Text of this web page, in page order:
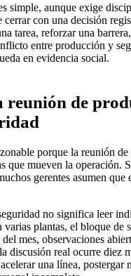
simple, aunque exige
cerrar con una decisión
tarea, reforzar una
entre producción y
en evidencia social.
reunión de
porque la reunión
que mueven la operación.
gerentes asumen que
no significa leer
plantas, el bloque de
mes, observaciones
discusión real ocurre diez
una línea, postergar